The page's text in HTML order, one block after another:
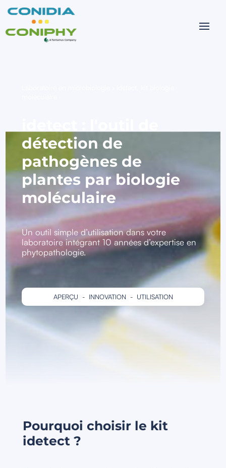
détection de
pathogènes de
plantes par biologie
moléculaire
Un outil simple d’utilisation dans votre
laboratoire intégrant 10 années d’expertise en
phytopathologie.
APERÇU - INNOVATION- UTILISATION
Pourquoi choisir le kit
idetect ?